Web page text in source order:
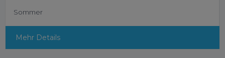
Sommer
Mehr Details